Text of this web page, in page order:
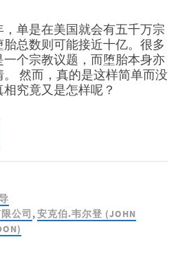
单是在美国就会有五千万宗
总数则可能接近十亿。很多
个宗教议题，而堕胎本身亦
然而，真的是这样简单而没
究竟又是怎样呢？
公司 ,安克伯.韦尔登 (JOHN